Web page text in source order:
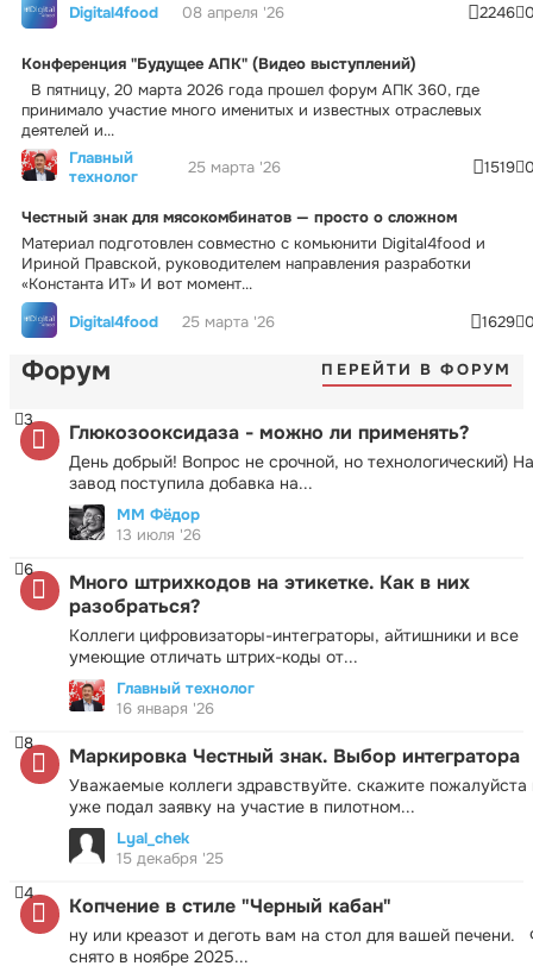
Digital4food
08 апреля '26 2246
Конференция "Будущее АПК" (Видео выступлений)
В пятницу, 20 марта 2026 года прошел форум АПК 360, где
принимало участие много именитых и известных отраслевых
деятелей и...
Главный
технолог
25 марта '26 1519
Честный знак для мясокомбинатов — просто о сложном
Материал подготовлен совместно с комьюнити Digital4food и
Ириной Правской, руководителем направления разработки
«Константа ИТ» И вот момент...
Digital4food
25 марта '26 1629
Форум ПЕРЕЙТИ В ФОРУМ
Глюкозооксидаза - можно ли применять?
День добрый! Вопрос не срочной, но технологический) На
завод поступила добавка на...
3
ММ Фёдор
13 июля '26
Много штрихкодов на этикетке. Как в них
разобраться?
Коллеги цифровизаторы-интеграторы, айтишники и все
умеющие отличать штрих-коды от...
6
Главный технолог
16 января '26
Маркировка Честный знак. Выбор интегратора
Уважаемые коллеги здравствуйте. скажите пожалуйста
уже подал заявку на участие в пилотном...
8
Lyal_chek
15 декабря '25
Копчение в стиле "Черный кабан"
ну или креазот и деготь вам на стол для вашей печени.
снято в ноябре 2025...
4